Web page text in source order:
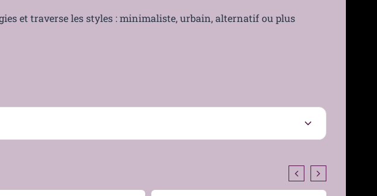
et traverse les styles : minimaliste, urbain, alternatif ou plus